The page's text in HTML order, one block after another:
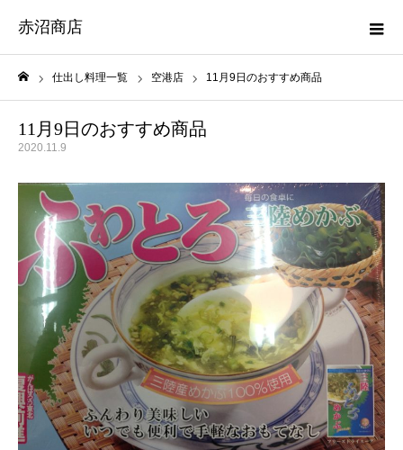
赤沼商店
仕出し料理一覧 空港店 11月9日のおすすめ商品
11月9日のおすすめ商品
2020.11.9